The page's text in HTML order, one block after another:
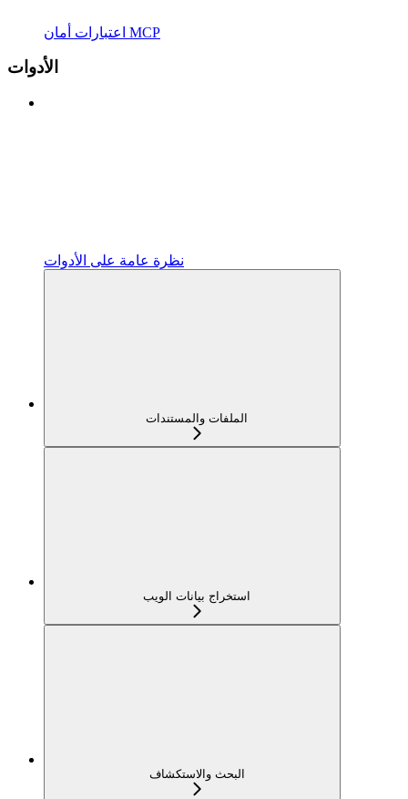
اعتبارات أمان MCP
الأدوات
نظرة عامة على الأدوات
الملفات والمستندات
استخراج بيانات الويب
البحث والاستكشاف